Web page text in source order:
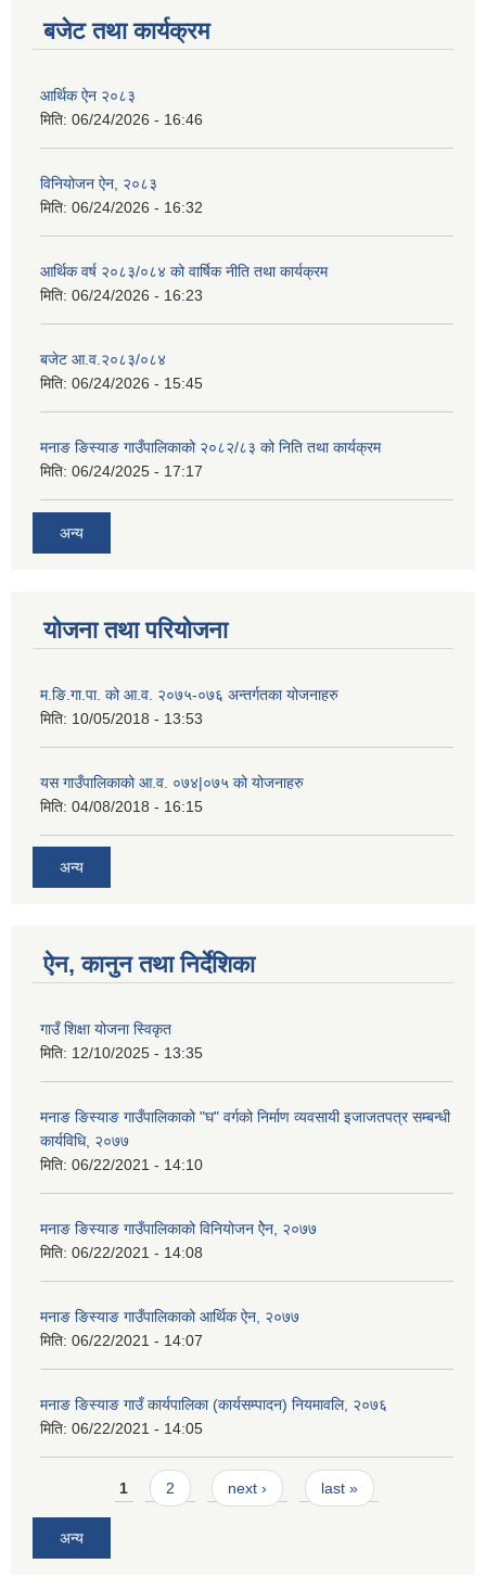
बजेट तथा कार्यक्रम
आर्थिक ऐन २०८३
मिति: 06/24/2026 - 16:46
विनियोजन ऐन, २०८३
मिति: 06/24/2026 - 16:32
आर्थिक वर्ष २०८३/०८४ को वार्षिक नीति तथा कार्यक्रम
मिति: 06/24/2026 - 16:23
बजेट आ.व.२०८३/०८४
मिति: 06/24/2026 - 15:45
मनाङ ङिस्याङ गाउँपालिकाको २०८२/८३ को निति तथा कार्यक्रम
मिति: 06/24/2025 - 17:17
अन्य
योजना तथा परियोजना
म.ङि.गा.पा. को आ.व. २०७५-०७६ अन्तर्गतका योजनाहरु
मिति: 10/05/2018 - 13:53
यस गाउँपालिकाको आ.व. ०७४|०७५ को योजनाहरु
मिति: 04/08/2018 - 16:15
अन्य
ऐन, कानुन तथा निर्देशिका
गाउँ शिक्षा योजना स्विकृत
मिति: 12/10/2025 - 13:35
मनाङ ङिस्याङ गाउँपालिकाको "घ" वर्गको निर्माण व्यवसायी इजाजतपत्र सम्बन्धी
कार्यविधि, २०७७
मिति: 06/22/2021 - 14:10
मनाङ ङिस्याङ गाउँपालिकाको विनियोजन ऐेन, २०७७
मिति: 06/22/2021 - 14:08
मनाङ ङिस्याङ गाउँपालिकाको आर्थिक ऐन, २०७७
मिति: 06/22/2021 - 14:07
मनाङ ङिस्याङ गाउँ कार्यपालिका (कार्यसम्पादन) नियमावलि, २०७६
मिति: 06/22/2021 - 14:05
Pages1 2 next › last »
अन्य